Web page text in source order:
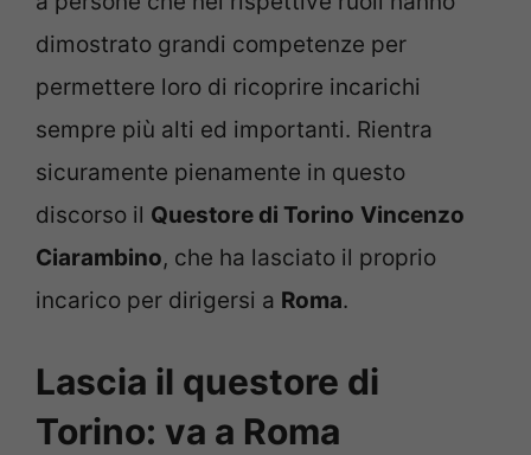
dimostrato grandi competenze per
permettere loro di ricoprire incarichi
sempre più alti ed importanti. Rientra
sicuramente pienamente in questo
discorso il Questore di Torino Vincenzo
Ciarambino, che ha lasciato il proprio
incarico per dirigersi a Roma.
Lascia il questore di
Torino: va a Roma